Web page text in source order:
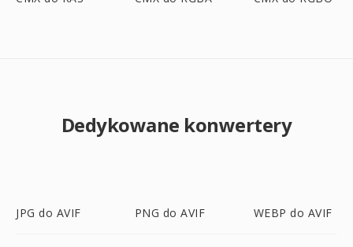
Dedykowane konwertery
JPG do AVIF PNG do AVIF WEBP do AVIF